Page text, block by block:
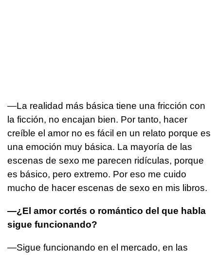
—La realidad más básica tiene una fricción con
la ficción, no encajan bien. Por tanto, hacer
creíble el amor no es fácil en un relato porque es
una emoción muy básica. La mayoría de las
escenas de sexo me parecen ridículas, porque
es básico, pero extremo. Por eso me cuido
mucho de hacer escenas de sexo en mis libros.
—¿El amor cortés o romántico del que habla
sigue funcionando?
—Sigue funcionando en el mercado, en las